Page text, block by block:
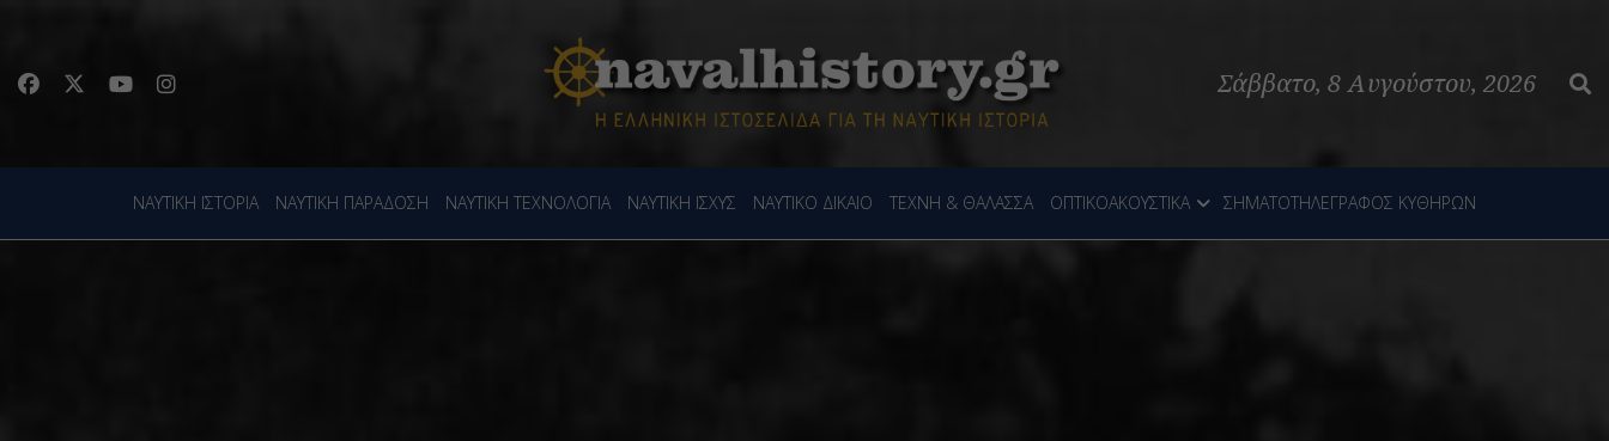
Σάββατο, 8 Αυγούστου, 2026
ΝΑΥΤΙΚΗ ΙΣΤΟΡΙΑ ΝΑΥΤΙΚΗ ΠΑΡΑΔΟΣΗ ΝΑΥΤΙΚΗ ΤΕΧΝΟΛΟΓΙΑ ΝΑΥΤΙΚΗ ΙΣΧΥΣ ΝΑΥΤΙΚΟ ΔΙΚΑΙΟ ΤΕΧΝΗ & ΘΑΛΑΣΣΑ ΟΠΤΙΚΟΑΚΟΥΣΤΙΚΑ ΣΗΜΑΤΟΤΗΛΕΓΡΑΦΟΣ ΚΥΘΗΡΩΝ